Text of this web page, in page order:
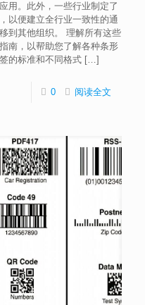
用。此外，一些行业制定了
以便建立全行业一致性的通
到其他组织。 理解所有这些
南，以帮助您了解各种条形
的标准和不同格式 […]
0 阅读全文